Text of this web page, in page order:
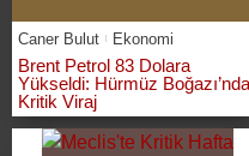
Caner Bulut Ekonomi
Brent Petrol 83 Dolara
Yükseldi: Hürmüz Boğazı’nda
Kritik Viraj